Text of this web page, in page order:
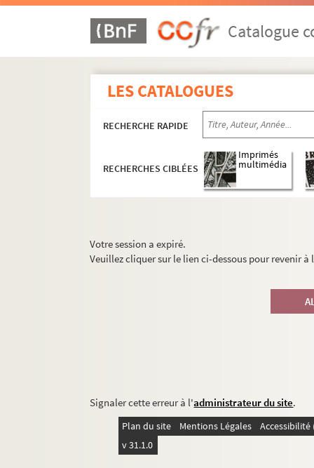
Catalogue
LES CATALOGUES
RECHERCHE RAPIDE
RECHERCHES CIBLÉES
Imprimés
multimédia
Votre session a expiré.
Veuillez cliquer sur le lien ci-dessous pour revenir
Signaler cette erreur à l'administrateur du site.
Plan du site Mentions Légales
v 31.1.0